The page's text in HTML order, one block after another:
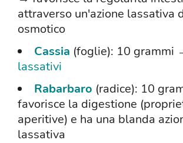
attraverso un'azione lassativa
osmotico
Cassia (foglie): 10 grammi
lassativi
Rabarbaro (radice): 10
favorisce la digestione
aperitive) e ha una blanda
lassativa